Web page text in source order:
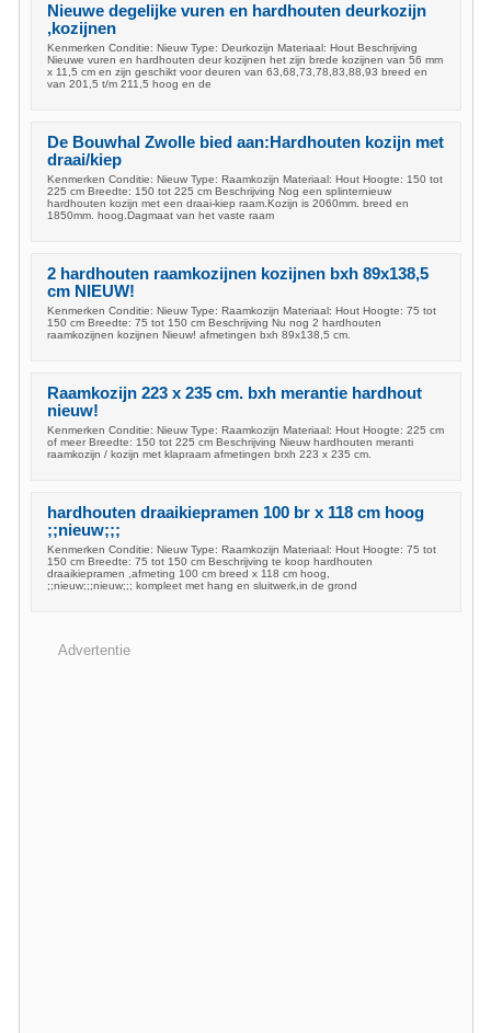
Nieuwe degelijke vuren en hardhouten deurkozijn
,kozijnen
Kenmerken Conditie: Nieuw Type: Deurkozijn Materiaal: Hout Beschrijving
Nieuwe vuren en hardhouten deur kozijnen het zijn brede kozijnen van 56 mm
x 11,5 cm en zijn geschikt voor deuren van 63,68,73,78,83,88,93 breed en
van 201,5 t/m 211,5 hoog en de
De Bouwhal Zwolle bied aan:Hardhouten kozijn met
draai/kiep
Kenmerken Conditie: Nieuw Type: Raamkozijn Materiaal: Hout Hoogte: 150 tot
225 cm Breedte: 150 tot 225 cm Beschrijving Nog een splinternieuw
hardhouten kozijn met een draai-kiep raam.Kozijn is 2060mm. breed en
1850mm. hoog.Dagmaat van het vaste raam
2 hardhouten raamkozijnen kozijnen bxh 89x138,5
cm NIEUW!
Kenmerken Conditie: Nieuw Type: Raamkozijn Materiaal: Hout Hoogte: 75 tot
150 cm Breedte: 75 tot 150 cm Beschrijving Nu nog 2 hardhouten
raamkozijnen kozijnen Nieuw! afmetingen bxh 89x138,5 cm.
Raamkozijn 223 x 235 cm. bxh merantie hardhout
nieuw!
Kenmerken Conditie: Nieuw Type: Raamkozijn Materiaal: Hout Hoogte: 225 cm
of meer Breedte: 150 tot 225 cm Beschrijving Nieuw hardhouten meranti
raamkozijn / kozijn met klapraam afmetingen brxh 223 x 235 cm.
hardhouten draaikiepramen 100 br x 118 cm hoog
;;nieuw;;;
Kenmerken Conditie: Nieuw Type: Raamkozijn Materiaal: Hout Hoogte: 75 tot
150 cm Breedte: 75 tot 150 cm Beschrijving te koop hardhouten
draaikiepramen ,afmeting 100 cm breed x 118 cm hoog,
;;nieuw;;;nieuw;;; kompleet met hang en sluitwerk,in de grond
Advertentie